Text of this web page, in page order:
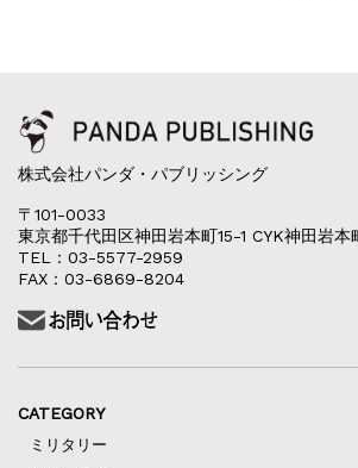
株式会社パンダ・パブリッシング
〒101-0033
東京都千代田区神田岩本町15-1 CYK神田岩本
TEL：03-5577-2959
FAX：03-6869-8204
CATEGORY
ミリタリー